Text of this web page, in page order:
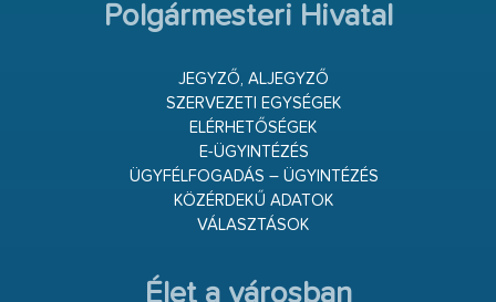
Polgármesteri Hivatal
JEGYZŐ, ALJEGYZŐ
SZERVEZETI EGYSÉGEK
ELÉRHETŐSÉGEK
E-ÜGYINTÉZÉS
ÜGYFÉLFOGADÁS – ÜGYINTÉZÉS
KÖZÉRDEKŰ ADATOK
VÁLASZTÁSOK
Élet a városban